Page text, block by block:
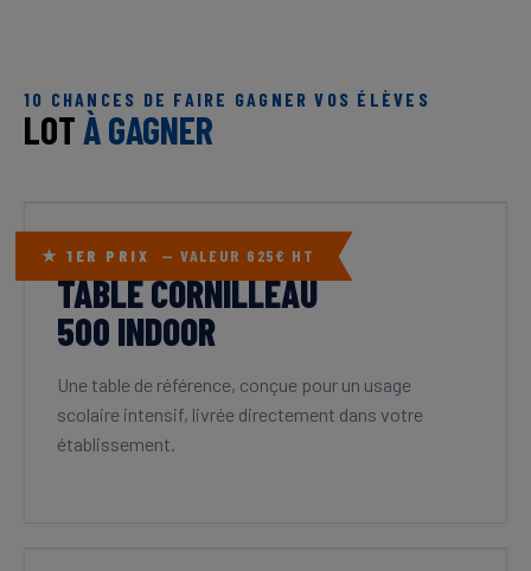
10 CHANCES DE FAIRE GAGNER VOS ÉLÈVES
LOT À GAGNER
★ 1ER PRIX — VALEUR 625€ HT
LE GRAND GAGNANT
TABLE CORNILLEAU
500 INDOOR
Une table de référence, conçue pour un usage
scolaire intensif, livrée directement dans votre
établissement.